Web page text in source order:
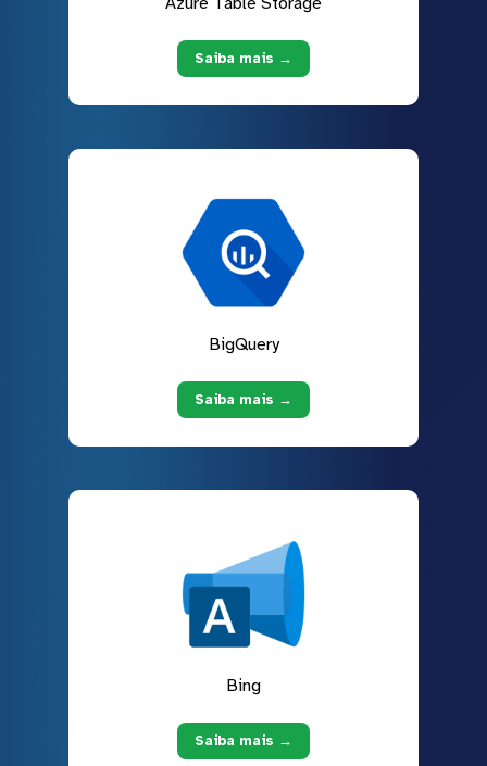
Saiba mais →
BigQuery
Saiba mais →
Bing
Saiba mais →